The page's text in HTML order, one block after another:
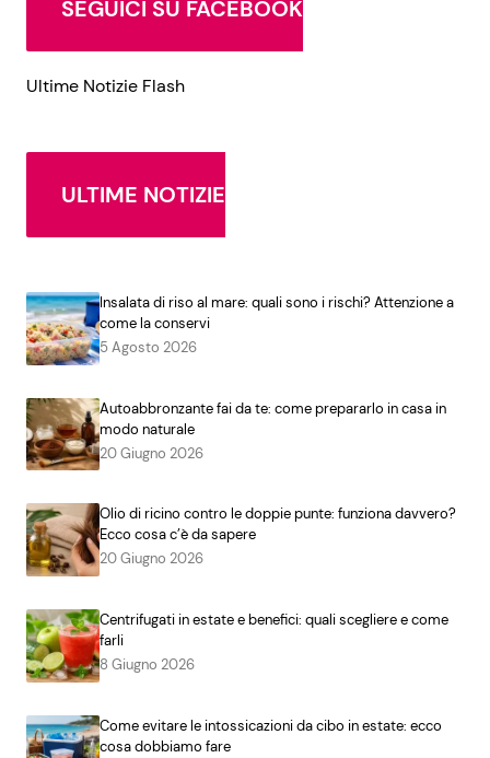
SEGUICI SU FACEBOOK
Ultime Notizie Flash
ULTIME NOTIZIE
Insalata di riso al mare: quali sono i rischi? Attenzione a
come la conservi
5 Agosto 2026
Autoabbronzante fai da te: come prepararlo in casa in
modo naturale
20 Giugno 2026
Olio di ricino contro le doppie punte: funziona davvero?
Ecco cosa c’è da sapere
20 Giugno 2026
Centrifugati in estate e benefici: quali scegliere e come
farli
8 Giugno 2026
Come evitare le intossicazioni da cibo in estate: ecco
cosa dobbiamo fare